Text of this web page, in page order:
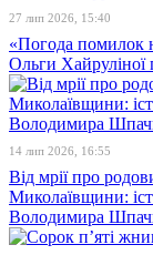
27 лип 2026, 15:40
«Погода помилок
Ольги Хайруліної
14 лип 2026, 16:55
Від мрії про
Миколаївщини:
Володимира